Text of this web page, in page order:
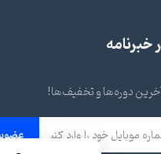
آخرین دوره‌ها و تخفیف‌ها!